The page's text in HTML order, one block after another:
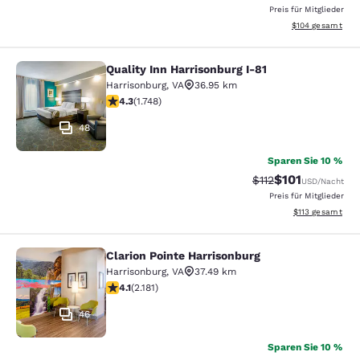
Preis für Mitglieder
Geschätzte
$104 gesamt
Quality Inn Harrisonburg I-81
48
Quality Inn Harrisonburg I-81
Harrisonburg, VA
36.95 km
4.27-Sterne-Bewertung. Hervorragend. 1748
4.3(1.748)
Sparen Sie 10 %
Durchgestrichener
$112Vergünstigter
$101USD/Nacht
Preis für Mitglieder
Geschätzte
$113 gesamt
Clarion Pointe Harrisonburg
46
Clarion Pointe Harrisonburg
Harrisonburg, VA
37.49 km
4.12-Sterne-Bewertung. Sehr gut. 2181 Bewertungen
4.1(2.181)
Sparen Sie 10 %